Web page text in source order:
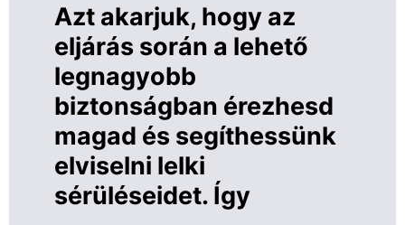
Azt akarjuk, hogy az
eljárás során a lehető
legnagyobb
biztonságban érezhesd
magad és segíthessünk
elviselni lelki
sérüléseidet. Így